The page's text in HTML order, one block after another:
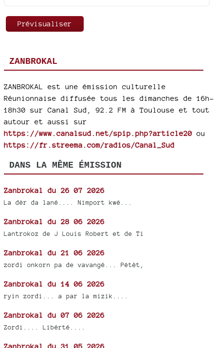
ZANBROKAL
ZANBROKAL est une émission culturelle
Réunionnaise diffusée tous les dimanches de 16h-
18h30 sur Canal Sud, 92.2 FM à Toulouse et tout
autour et aussi sur
https://www.canalsud.net/spip.php?article20 ou
https://fr.streema.com/radios/Canal_Sud
DANS LA MÊME ÉMISSION
Zanbrokal du 26 07 2026
La dèr da lané.... Nimport kwé...
Zanbrokal du 28 06 2026
Lantrokoz de J Louis Robert et de Ti
Zanbrokal du 21 06 2026
zordi onkorn pa de vavangé... Pétèt,
Zanbrokal du 14 06 2026
ryin zordi... a par la mizik....
Zanbrokal du 07 06 2026
Zordi.... Libérté....
Zanbrokal du 31 05 2026